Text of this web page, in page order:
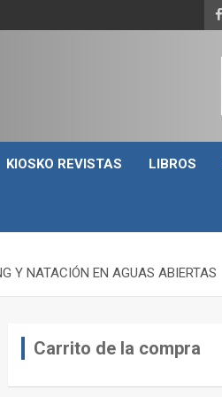
KIOSKO REVISTAS LIBROS
Y NATACIÓN EN AGUAS ABIERTAS
Carrito de la compra